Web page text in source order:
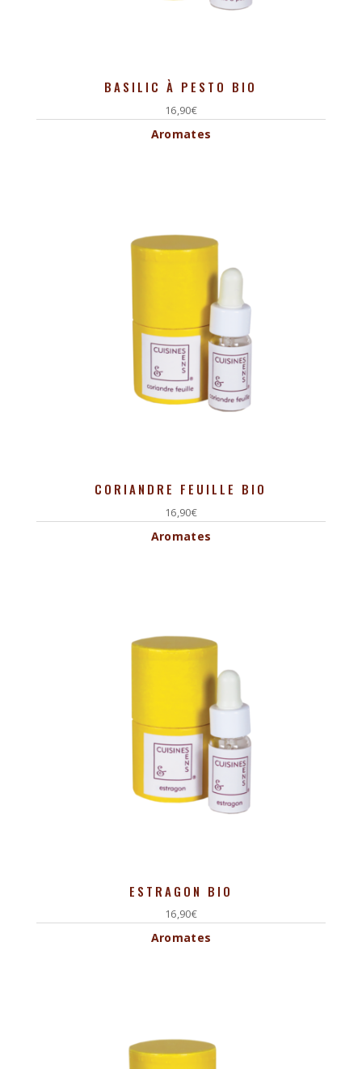
BASILIC À PESTO BIO
16,90€
Aromates
CORIANDRE FEUILLE BIO
16,90€
Aromates
ESTRAGON BIO
16,90€
Aromates